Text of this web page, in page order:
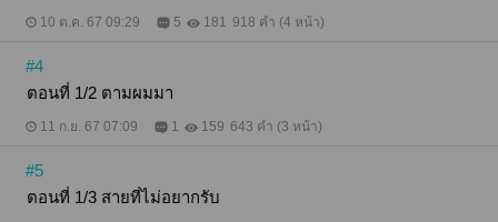
10 ต.ค. 67 09:29 5 181 918 คำ (4 หน้า)
#4
ตอนที่ 1/2 ตามผมมา
11 ก.ย. 67 07:09 1 159 643 คำ (3 หน้า)
#5
ตอนที่ 1/3 สายที่ไม่อยากรับ